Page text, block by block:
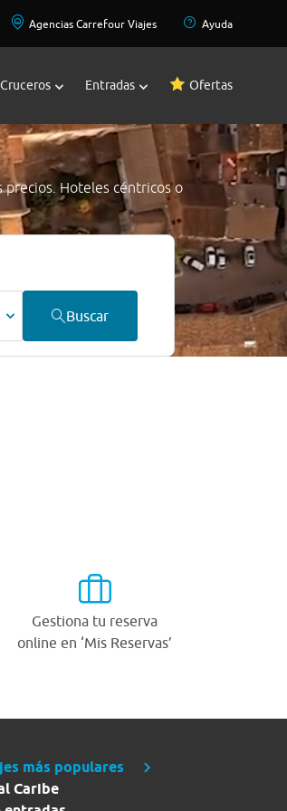
Agencias Carrefour Viajes Ayuda
Cruceros Entradas Ofertas
precios. Hoteles céntricos o
Buscar
Gestiona tu reserva
online en ‘Mis Reservas’
más populares
Caribe